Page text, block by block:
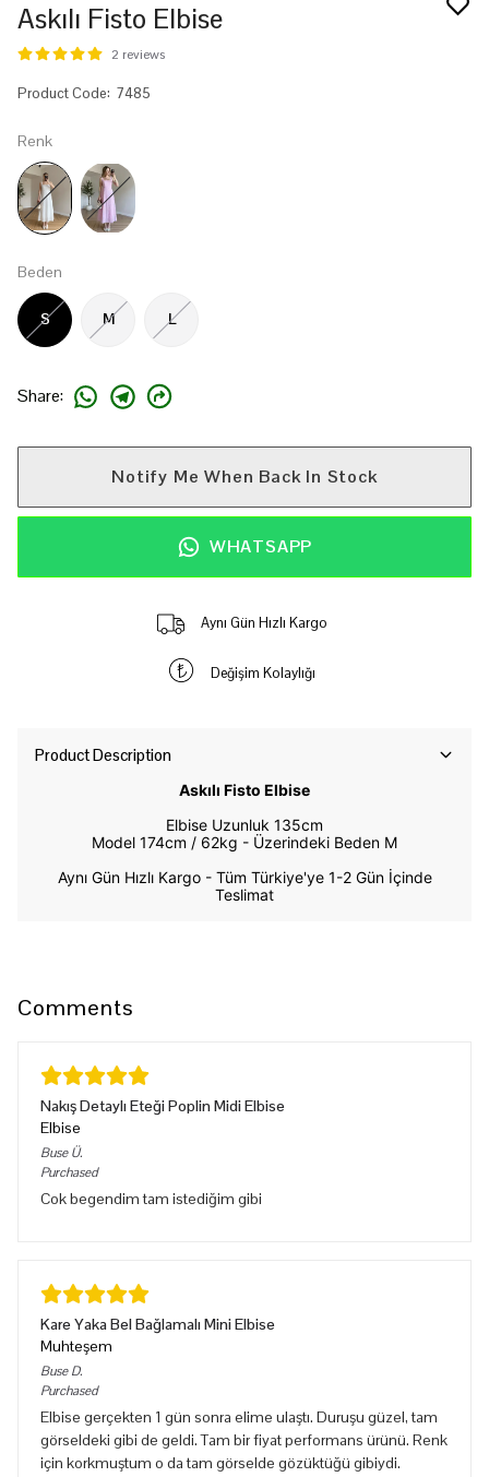
Askılı Fisto Elbise
2 reviews
Product Code: 7485
Renk
Beden
S M L
Share:
Notify Me When Back In Stock
WHATSAPP
Aynı Gün Hızlı Kargo
Değişim Kolaylığı
Product Description
Askılı Fisto Elbise
Elbise Uzunluk 135cm
Model 174cm / 62kg - Üzerindeki Beden M
Aynı Gün Hızlı Kargo - Tüm Türkiye'ye 1-2 Gün İçinde
Teslimat
Comments
Nakış Detaylı Eteği Poplin Midi Elbise
Elbise
Buse Ü.
Purchased
Cok begendim tam istediğim gibi
Kare Yaka Bel Bağlamalı Mini Elbise
Muhteşem
Buse D.
Purchased
Elbise gerçekten 1 gün sonra elime ulaştı. Duruşu güzel, tam
görseldeki gibi de geldi. Tam bir fiyat performans ürünü. Renk
için korkmuştum o da tam görselde gözüktüğü gibiydi.